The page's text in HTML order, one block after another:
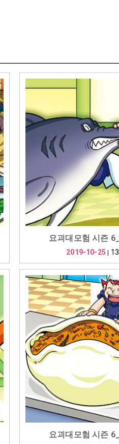
요괴대모험 시즌
2019-10-25
요괴대모험 시즌